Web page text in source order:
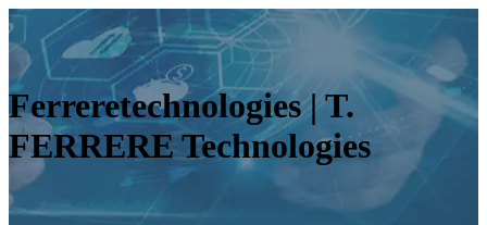
Fer­reretechnolo­gies | T.
FERRERE Technolo­gies